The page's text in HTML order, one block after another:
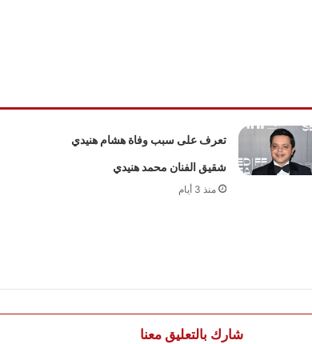
تعرف على سبب وفاة هشام هنيدي
شقيق الفنان محمد هنيدي
منذ 3 أيام
شارك بالتعليق معنا